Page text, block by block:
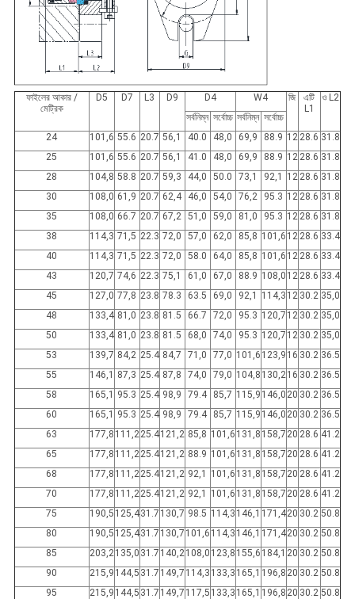
ফাইলের আকার /
মেট্রিক
D5 D7 L3 D9 D4 W4 জি
এটি
L1
ও L2
সর্বনিম্ন সর্বোচ্চ সর্বনিম্ন সর্বোচ্চ
24
101,6 55.6 20.7 56,1 40.0 48,0 69,9 88.9 12 28.6 31.8
25
101,6 55.6 20.7 56,1 41.0 48,0 69,9 88.9 12 28.6 31.8
28
104,8 58.8 20.7 59,3 44,0 50.0 73,1 92,1 12 28.6 31.8
30
108,0 61,9 20.7 62,4 46,0 54,0 76,2 95.3 12 28.6 31.8
35
108,0 66.7 20.7 67,2 51,0 59,0 81,0 95.3 12 28.6 31.8
38
114,3 71,5 22.3 72,0 57,0 62,0 85,8 101,6 12 28.6 33.4
40
114,3 71,5 22.3 72,0 58.0 64,0 85,8 101,6 12 28.6 33.4
43
120,7 74,6 22.3 75,1 61,0 67,0 88.9 108,0 12 28.6 33.4
45
127,0 77,8 23.8 78.3 63.5 69,0 92,1 114,3 12 30.2 35,0
48
133,4 81,0 23.8 81.5 66.7 72,0 95.3 120,7 12 30.2 35,0
50
133,4 81,0 23.8 81.5 68,0 74,0 95.3 120,7 12 30.2 35,0
53
139,7 84,2 25.4 84,7 71,0 77,0 101,6 123,9 16 30.2 36.5
55
146,1 87,3 25.4 87,8 74,0 79,0 104,8 130,216 30.2 36.5
58
165,1 95.3 25.4 98,9 79.4 85,7 115,9 146,0 20 30.2 36.5
60
165,1 95.3 25.4 98,9 79.4 85,7 115,9 146,0 20 30.2 36.5
63
177,8 111,225.4121,2 85,8 101,6 131,8 158,7 20 28.6 41.2
65
177,8 111,225.4121,2 88.9 101,6 131,8 158,7 20 28.6 41.2
68
177,8 111,225.4121,2 92,1 101,6 131,8 158,7 20 28.6 41.2
70
177,8 111,225.4121,2 92,1 101,6 131,8 158,7 20 28.6 41.2
75
190,5 125,431.7 130,7 98.5 114,3 146,1 171,420 30.2 50.8
80
190,5 125,431.7 130,7 101,6 114,3 146,1 171,420 30.2 50.8
85
203,2135,0 31.7 140,2108,0 123,8 155,6 184,1 20 30.2 50.8
90
215,9 144,5 31.7 149,7 114,3 133,3 165,1 196,8 20 30.2 50.8
95
215,9 144,5 31.7 149,7 117,5 133,3 165,1 196,8 20 30.2 50.8